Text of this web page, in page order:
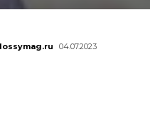
04.07.2023